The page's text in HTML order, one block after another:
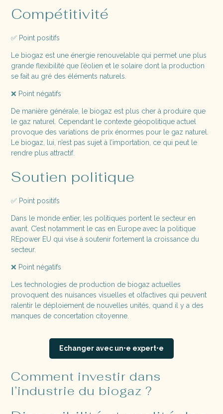
Compétitivité
✅ Point positifs
Le biogaz est une énergie renouvelable qui permet une plus
grande flexibilité que l’éolien et le solaire dont la production
se fait au gré des éléments naturels.
❌ Point négatifs
De manière générale, le biogaz est plus cher à produire que
le gaz naturel. Cependant le contexte géopolitique actuel
provoque des variations de prix énormes pour le gaz naturel.
Le biogaz, lui, n’est pas sujet à l’importation, ce qui peut le
rendre plus attractif.
Soutien politique
✅ Point positifs
Dans le monde entier, les politiques portent le secteur en
avant. C’est notamment le cas en Europe avec la politique
REpower EU qui vise à soutenir fortement la croissance du
secteur.
❌ Point négatifs
Les technologies de production de biogaz actuelles
provoquent des nuisances visuelles et olfactives qui peuvent
ralentir le déploiement de nouvelles unités, quand il y a des
manques de concertation citoyenne.
Echanger avec un•e expert•e
Comment investir dans
l’industrie du biogaz ?